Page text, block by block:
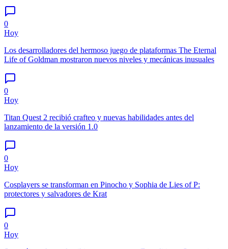
0
Hoy
Los desarrolladores del hermoso juego de plataformas The Eternal
Life of Goldman mostraron nuevos niveles y mecánicas inusuales
0
Hoy
Titan Quest 2 recibió crafteo y nuevas habilidades antes del
lanzamiento de la versión 1.0
0
Hoy
Cosplayers se transforman en Pinocho y Sophia de Lies of P:
protectores y salvadores de Krat
0
Hoy